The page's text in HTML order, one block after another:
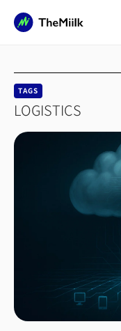
TAGS
LOGISTICS